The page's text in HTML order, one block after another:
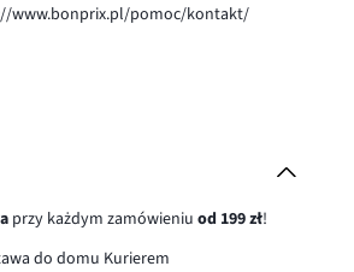
www.bonprix.pl/pomoc/kontakt/
przy każdym zamówieniu od 199 zł!
do domu Kurierem